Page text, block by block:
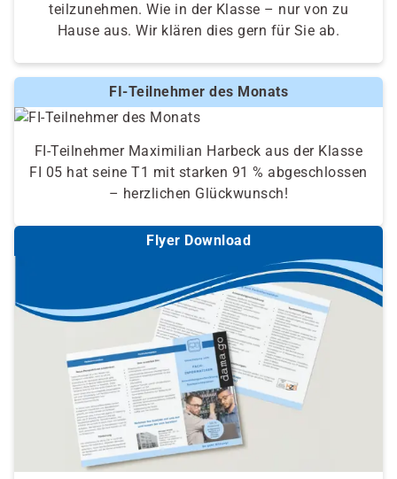
teilzunehmen. Wie in der Klasse – nur von zu
Hause aus. Wir klären dies gern für Sie ab.
FI-Teilnehmer des Monats
FI-Teilnehmer Maximilian Harbeck aus der Klasse
FI 05 hat seine T1 mit starken 91 % abgeschlossen
– herzlichen Glückwunsch!
Flyer Download